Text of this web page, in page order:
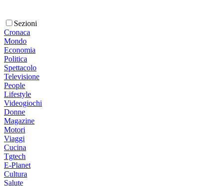
Sezioni
Cronaca
Mondo
Economia
Politica
Spettacolo
Televisione
People
Lifestyle
Videogiochi
Donne
Magazine
Motori
Viaggi
Cucina
Tgtech
E-Planet
Cultura
Salute